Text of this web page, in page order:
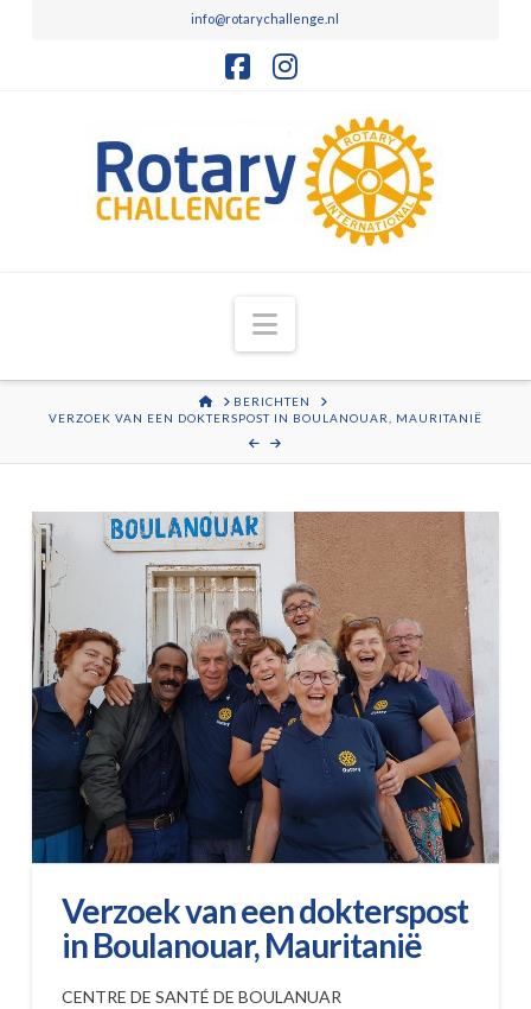
info@rotarychallenge.nl
Navigation
HOMEBERICHTEN
VERZOEK VAN EEN DOKTERSPOST IN BOULANOUAR, MAURITANIË
Verzoek van een dokterspost
in Boulanouar, Mauritanië
CENTRE DE SANTÉ DE BOULANUAR